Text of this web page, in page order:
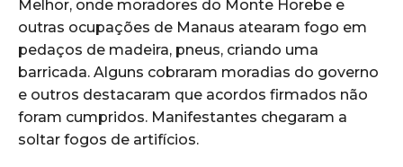
Melhor, onde moradores do Monte Horebe e
outras ocupações de Manaus atearam fogo em
pedaços de madeira, pneus, criando uma
barricada. Alguns cobraram moradias do governo
e outros destacaram que acordos firmados não
foram cumpridos. Manifestantes chegaram a
soltar fogos de artifícios.